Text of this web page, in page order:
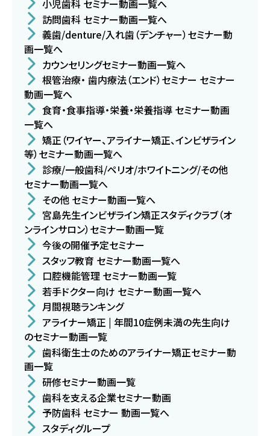
小児歯科 セミナー動画一覧へ
訪問歯科 セミナー動画一覧へ
義歯/denture/入れ歯（デンチャー）セミナー動
画一覧へ
カウンセリングセミナー動画一覧へ
根管治療・ 歯内療法（エンド）セミナー セミナー
動画一覧へ
食育・食事指導・栄養・栄養指導 セミナー動画
一覧へ
矯正（ワイヤー、アライナー矯正、インビザライン
等）セミナー動画一覧へ
診療/一般歯科/ペリオ/ホワイトニング/その他
セミナー動画一覧へ
その他 セミナー動画一覧へ
宮島先生インビザライン矯正スタディクラブ（オ
ンラインサロン）セミナー動画一覧
今後の開催予定セミナー
スタッフ教育 セミナー動画一覧へ
口腔機能管理 セミナー動画一覧
若手ドクター向け セミナー動画一覧へ
月間視聴ランキング
アライナー矯正 | 年間10症例未満の先生向け
のセミナー動画一覧
歯科衛生士のためのアライナー矯正セミナー動
画一覧
研修セミナー動画一覧
歯科を支える企業セミナー動画
予防歯科 セミナー 動画一覧へ
スタディグループ